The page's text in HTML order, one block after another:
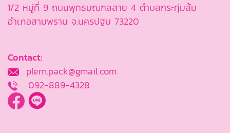
1/2 หมู่ที่ 9 ถนนพุทธมณฑลสาย 4 ตำบลกระทุ่มล้ม
อำเภอสามพราน จ.นครปฐม 73220
Contact:
plern.pack@gmail.com
092-889-4328